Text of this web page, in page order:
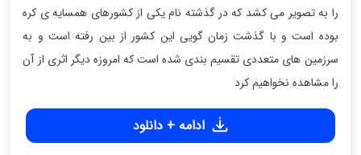
را به تصویر می کشد که در گذشته نام یکی از کشورهای همسایه ی کره
بوده است و با گذشت زمان گویی این کشور از بین رفته است و به
سرزمین های متعددی تقسیم بندی شده است که امروزه دیگر اثری از آن
را مشاهده نخواهیم کرد
ادامه + دانلود